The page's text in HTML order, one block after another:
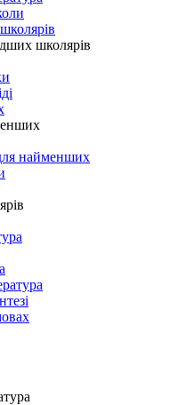
школярів
найменших